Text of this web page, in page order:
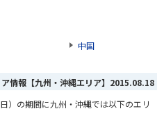
中国
情報【九州・沖縄エリア】 2015.08.18
）の期間に九州・沖縄では以下のエリ